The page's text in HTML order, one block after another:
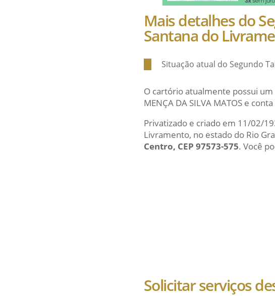
Mais detalhes do
Santana do
Situação atual do Segundo
O cartório atualmente possui
MENÇA DA SILVA MATOS e
Privatizado e criado em 11/02/
Livramento, no estado do Rio
Centro, CEP 97573-575. Você
Solicitar serviços